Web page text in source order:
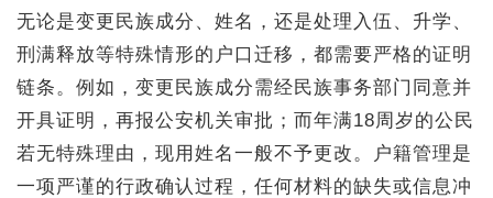
无论是变更民族成分、姓名，还是处理入伍、升学、
刑满释放等特殊情形的户口迁移，都需要严格的证明
链条。例如，变更民族成分需经民族事务部门同意并
开具证明，再报公安机关审批；而年满18周岁的公民
若无特殊理由，现用姓名一般不予更改。户籍管理是
一项严谨的行政确认过程，任何材料的缺失或信息冲